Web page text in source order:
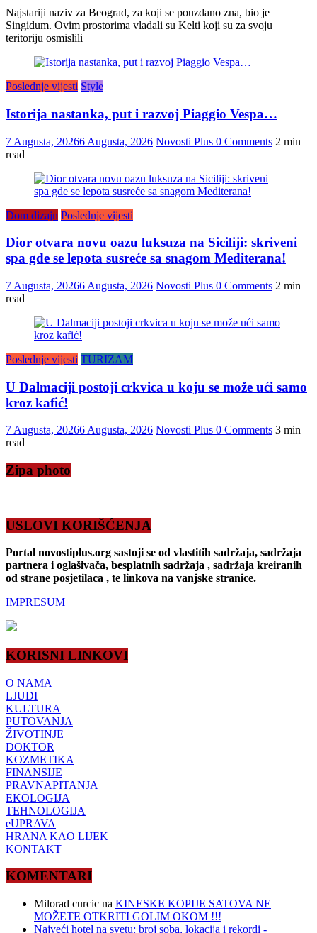
Najstariji naziv za Beograd, za koji se pouzdano zna, bio je
Singidum. Ovim prostorima vladali su Kelti koji su za svoju
teritoriju osmislili
Poslednje vijesti Style
Istorija nastanka, put i razvoj Piaggio Vespa…
7 Augusta, 20266 Augusta, 2026 Novosti Plus 0 Comments 2 min
read
Dom dizajn Poslednje vijesti
Dior otvara novu oazu luksuza na Siciliji: skriveni
spa gde se lepota susreće sa snagom Mediterana!
7 Augusta, 20266 Augusta, 2026 Novosti Plus 0 Comments 2 min
read
Poslednje vijesti TURIZAM
U Dalmaciji postoji crkvica u koju se može ući samo
kroz kafić!
7 Augusta, 20266 Augusta, 2026 Novosti Plus 0 Comments 3 min
read
Zipa photo
USLOVI KORIŠĆENJA
Portal novostiplus.org sastoji se od vlastitih sadržaja, sadržaja
partnera i oglašivača, besplatnih sadržaja , sadržaja kreiranih
od strane posjetilaca , te linkova na vanjske stranice.
IMPRESUM
KORISNI LINKOVI
O NAMA
LJUDI
KULTURA
PUTOVANJA
ŽIVOTINJE
DOKTOR
KOZMETIKA
FINANSIJE
PRAVNAPITANJA
EKOLOGIJA
TEHNOLOGIJA
eUPRAVA
HRANA KAO LIJEK
KONTAKT
KOMENTARI
Milorad curcic na KINESKE KOPIJE SATOVA NE
MOŽETE OTKRITI GOLIM OKOM !!!
Najveći hotel na svetu: broj soba, lokacija i rekordi -